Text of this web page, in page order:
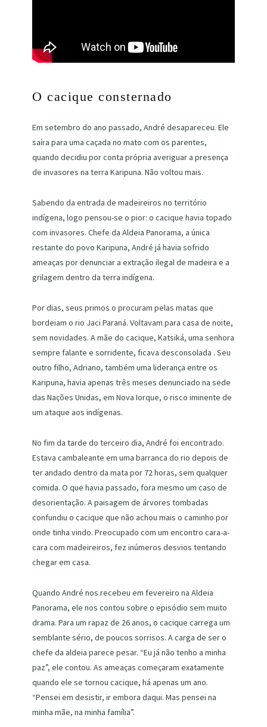
O cacique consternado
Em setembro do ano passado, André desapareceu. Ele
saíra para uma caçada no mato com os parentes,
quando decidiu por conta própria averiguar a presença
de invasores na terra Karipuna. Não voltou mais.
Sabendo da entrada de madeireiros no território
indígena, logo pensou-se o pior: o cacique havia topado
com invasores. Chefe da Aldeia Panorama, a única
restante do povo Karipuna, André já havia sofrido
ameaças por denunciar a extração ilegal de madeira e a
grilagem dentro da terra indígena.
Por dias, seus primos o procuram pelas matas que
bordeiam o rio Jaci Paraná. Voltavam para casa de noite,
sem novidades. A mãe do cacique, Katsiká, uma senhora
sempre falante e sorridente, ficava desconsolada . Seu
outro filho, Adriano, também uma liderança entre os
Karipuna, havia apenas três meses denunciado na sede
das Nações Unidas, em Nova Iorque, o risco iminente de
um ataque aos indígenas.
No fim da tarde do terceiro dia, André foi encontrado.
Estava cambaleante em uma barranca do rio depois de
ter andado dentro da mata por 72 horas, sem qualquer
comida. O que havia passado, fora mesmo um caso de
desorientação. A paisagem de árvores tombadas
confundiu o cacique que não achou mais o caminho por
onde tinha vindo. Preocupado com um encontro cara-a-
cara com madeireiros, fez inúmeros desvios tentando
chegar em casa.
Quando André nos recebeu em fevereiro na Aldeia
Panorama, ele nos contou sobre o episódio sem muito
drama. Para um rapaz de 26 anos, o cacique carrega um
semblante sério, de poucos sorrisos. A carga de ser o
chefe da aldeia parece pesar. “Eu já não tenho a minha
paz”, ele contou. As ameaças começaram exatamente
quando ele se tornou cacique, há apenas um ano.
“Pensei em desistir, ir embora daqui. Mas pensei na
minha mãe, na minha família”.